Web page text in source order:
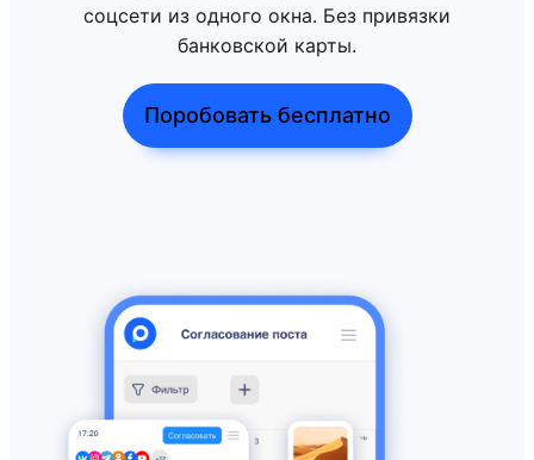
соцсети из одного окна. Без привязки
банковской карты.
Поробовать бесплатно